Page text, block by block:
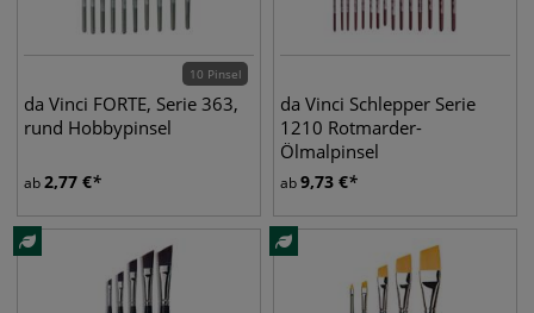
10 Pinsel
da Vinci FORTE, Serie 363,
rund Hobbypinsel
ab2,77 €
da Vinci Schlepper Serie
1210 Rotmarder-
Ölmalpinsel
ab9,73 €